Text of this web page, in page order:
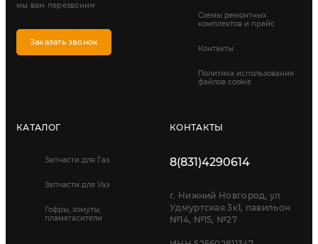
мы вам перезвоним
Заказать звонок
Схемы ремонтных
комплектов и прайс
Контакты
Политика использования
файлов cookie
КАТАЛОГ
Запчасти для Газ
Запчасти для Уаз
Гофры, хомуты,
пламегасители
КОНТАКТЫ
8(831)4290614
г. Нижний Новгород, ул
Удмуртская 3к1, павильон
№14, №15, №27